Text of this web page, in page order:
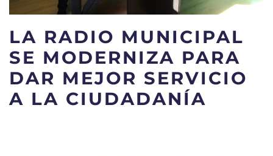
LA RADIO MUNICIPAL
SE MODERNIZA PARA
DAR MEJOR SERVICIO
A LA CIUDADANÍA